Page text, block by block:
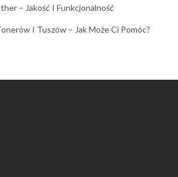
– Jakość I Funkcjonalność
I Tuszów – Jak Może Ci Pomóc?